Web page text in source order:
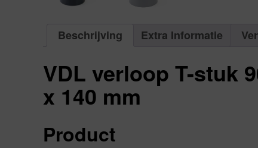
Beschrijving Extra Informatie
VDL verloop T-stuk
x 140 mm
Product